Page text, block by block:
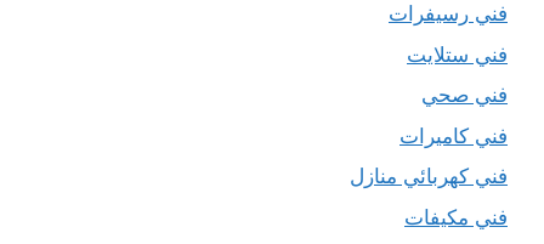
فني رسيفرات
فني ستلايت
فني صحي
فني كاميرات
فني كهربائي منازل
فني مكيفات